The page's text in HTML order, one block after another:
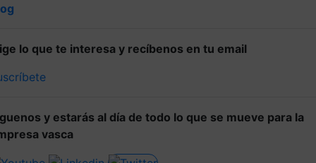
lo que te interesa y recíbenos en tu email
y estarás al día de todo lo que se mueve para la
vasca